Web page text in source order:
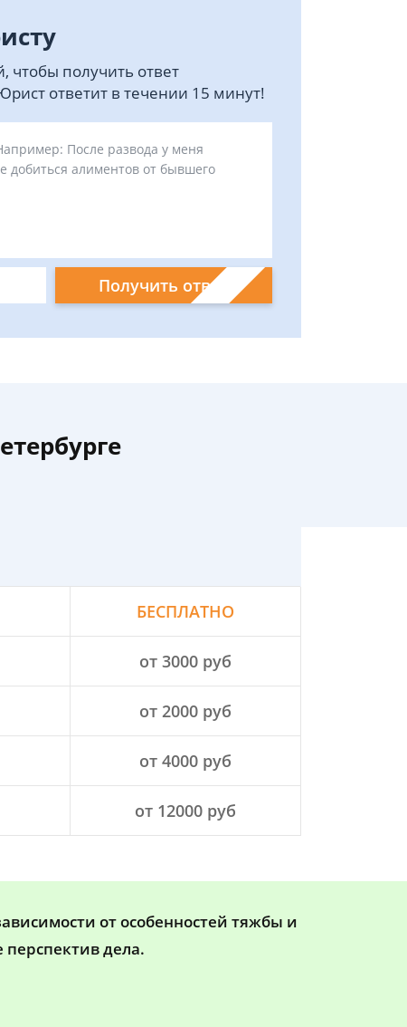
чтобы получить ответ
ответит в течении 15 минут!
Получить ответ
БЕСПЛАТНО
от 3000 руб
от 2000 руб
от 4000 руб
от 12000 руб
от особенностей тяжбы и
дела.